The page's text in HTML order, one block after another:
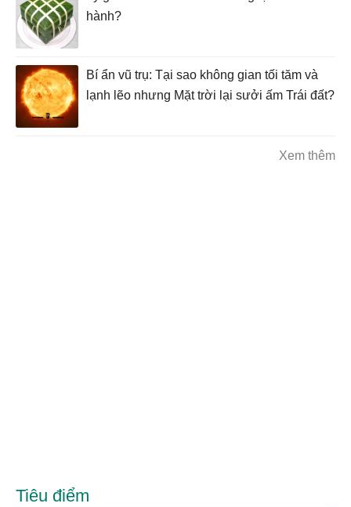
hành?
Bí ẩn vũ trụ: Tại sao không gian tối tăm và
lạnh lẽo nhưng Mặt trời lại sưởi ấm Trái đất?
Xem thêm
Tiêu điểm